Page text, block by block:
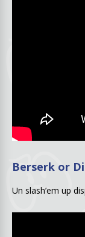
Berserk or
Un slash’em up